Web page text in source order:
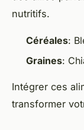
nutritifs.
Céréales:
Graines:
Intégrer ces
transformer